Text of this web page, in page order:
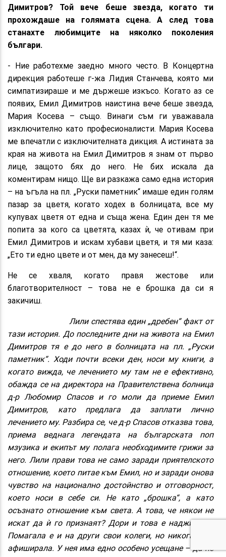
Димитров? Той вече беше звезда, когато ти
прохождаше на голямата сцена. А след това
станахте любимците на няколко поколения
българи.
- Ние работехме заедно много често. В Концертна
дирекция работеше г-жа Лидия Станчева, която ми
симпатизираше и ме държеше изкъсо. Когато аз се
появих, Емил Димитров наистина вече беше звезда,
Мария Косева – също. Винаги съм ги уважавала
изключително като професионалисти. Мария Косева
ме впечатли с изключителната дикция. А истината за
края на живота на Емил Димитров я знам от първо
лице, защото бях до него. Не бих искала да
коментирам нищо. Ще ви разкажа само една история
– на ъгъла на пл. „Руски паметник“ имаше един голям
пазар за цветя, когато ходех в болницата, все му
купувах цветя от една и съща жена. Един ден тя ме
попита за кого са цветята, казах ѝ, че отивам при
Емил Димитров и искам хубави цветя, и тя ми каза:
„Ето ти едно цвете и от мен, да му занесеш!“.
Не се хваля, когато правя жестове или
благотворителност – това не е брошка да си я
закичиш.
Лили спестява един „дребен“ факт от
тази история. До последните дни на живота на Емил
Димитров тя е до него в болницата на пл. „Руски
паметник“. Ходи почти всеки ден, носи му книги, а
когато вижда, че лечението му там не е ефективно,
обажда се на директора на Правителствена болница
д-р Любомир Спасов и го моли да приеме Емил
Димитров, като предлага да заплати лично
лечението му. Разбира се, че д-р Спасов отказва това,
приема веднага легендата на българската поп
мзузика и екипът му полага необходимите грижи за
него. Лили прави това не само заради приятелското
отношение, което питае към Емил, но и заради онова
чувство на национално достойнство и отговорност,
което носи в себе си. Не като „брошка“, а като
осъзнато отношение към света. А това, че някои не
искат да ѝ го признаят? Дори и това е надживяла.
Помагала е и на други свои колеги, но никога не е
афиширала. У нея има едно особено усещане – да не